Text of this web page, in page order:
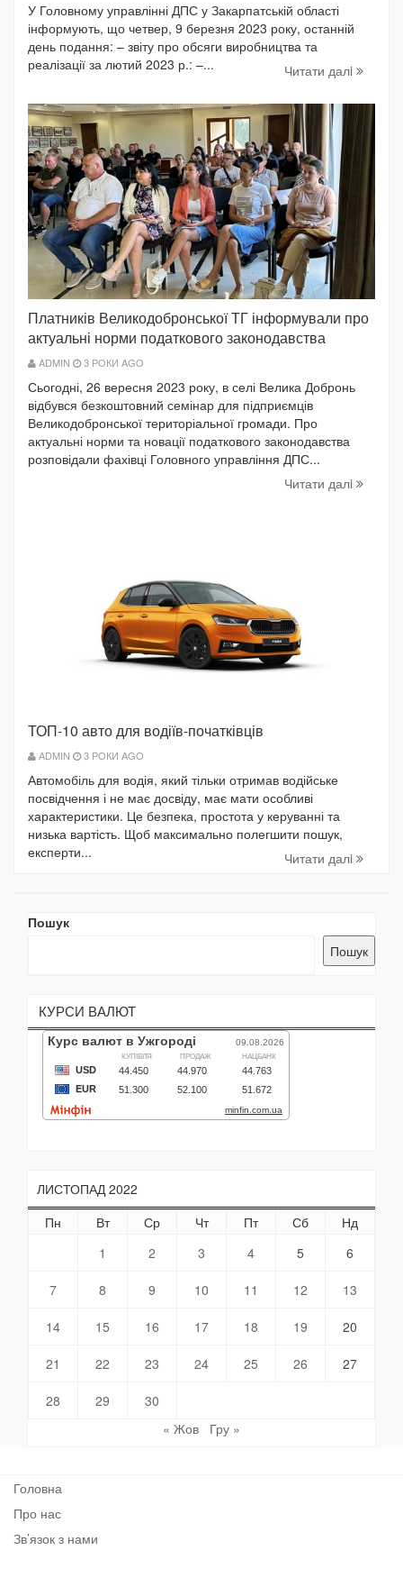
У Головному управлінні ДПС у Закарпатській області
інформують, що четвер, 9 березня 2023 року, останній
день подання: – звіту про обсяги виробництва та
реалізації за лютий 2023 р.: –...
Читати далi
Платників Великодобронської ТГ інформували про
актуальні норми податкового законодавства
ADMIN 3 РОКИ AGO
Сьогодні, 26 вересня 2023 року, в селі Велика Добронь
відбувся безкоштовний семінар для підприємців
Великодобронської територіальної громади. Про
актуальні норми та новації податкового законодавства
розповідали фахівці Головного управління ДПС...
Читати далi
ТОП-10 авто для водіїв-початківців
ADMIN 3 РОКИ AGO
Автомобіль для водія, який тільки отримав водійське
посвідчення і не має досвіду, має мати особливі
характеристики. Це безпека, простота у керуванні та
низька вартість. Щоб максимально полегшити пошук,
експерти...
Читати далi
Пошук
Пошук
КУРСИ ВАЛЮТ
ЛИСТОПАД 2022
Пн
Вт Ср Чт Пт Сб
Нд
1
2 3 4 5 6
7 8 9 10 11 12 13
14 15 16 17 18 19 20
21 22 23 24 25 26 27
28 29
30
« Жов
Гру »
Головна
Про нас
Зв’язок з нами